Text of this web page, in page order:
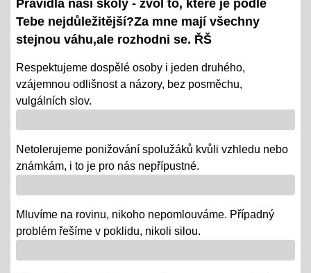
08.01.2024
- tradiční KP a TP od 8. 1. do 22. 1.
- termíny oznámeny na KOMENS
- DRŽÍME PĚSTI
Vánoce - tradiční projektová výuka
01.12.2018
- po celý ADVENT využijeme projektovou výuku v
letos bez JARMARKU, ale s vrstevnickou výukou ve
VV = "MALÍ UČÍ VELKÉ"
Pravidla naší školy - zvol to, které je podle
Tebe nejdůležitější?Za mne mají všechny
stejnou váhu,ale rozhodni se. ŘŠ
Respektujeme dospělé osoby i jeden druhého,
vzájemnou odlišnost a názory, bez posměchu,
vulgálních slov.
Netolerujeme ponižování spolužáků kvůli vzhledu nebo
známkám, i to je pro nás nepřípustné.
Mluvíme na rovinu, nikoho nepomlouváme. Případný
problém řešíme v poklidu, nikoli silou.